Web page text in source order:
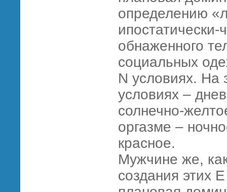
определению
ипостатически-
обнаженного
социальных
N условиях. На
условиях –
солнечно-
оргазме –
красное.
Мужчине же,
создания этих